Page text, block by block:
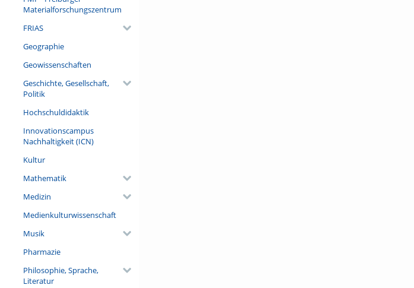
Materialforschungszentrum
FRIAS
Geographie
Geowissenschaften
Geschichte, Gesellschaft,
Politik
Hochschuldidaktik
Innovationscampus
Nachhaltigkeit (ICN)
Kultur
Mathematik
Medizin
Medienkulturwissenschaft
Musik
Pharmazie
Philosophie, Sprache,
Literatur